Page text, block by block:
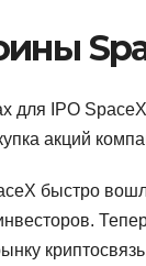
для IPO
акций
быстро